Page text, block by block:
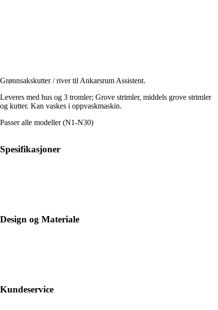
Grønnsakskutter / river til Ankarsrum Assistent.
Leveres med hus og 3 tromler; Grove strimler, middels grove strimler
og kutter. Kan vaskes i oppvaskmaskin.
Passer alle modeller (N1-N30)
Spesifikasjoner
Design og Materiale
Kundeservice